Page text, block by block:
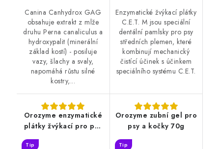
Canina Canhydrox GAG
obsahuje extrakt z mlže
druhu Perna canaliculus a
hydroxypalit (minerální
základ kostí) - posiluje
vazy, šlachy a svaly,
napomáhá růstu silné
kostry,...
Enzymatické žvýkací plátky
C.E.T. M jsou speciální
dentální pamlsky pro psy
středních plemen, které
kombinují mechanický
čistící účinek s účinkem
speciálního systému C.E.T.
Orozyme enzymatické
plátky žvýkací pro psy
Tip
Orozyme zubní gel pro
psy a kočky 70g
Tip